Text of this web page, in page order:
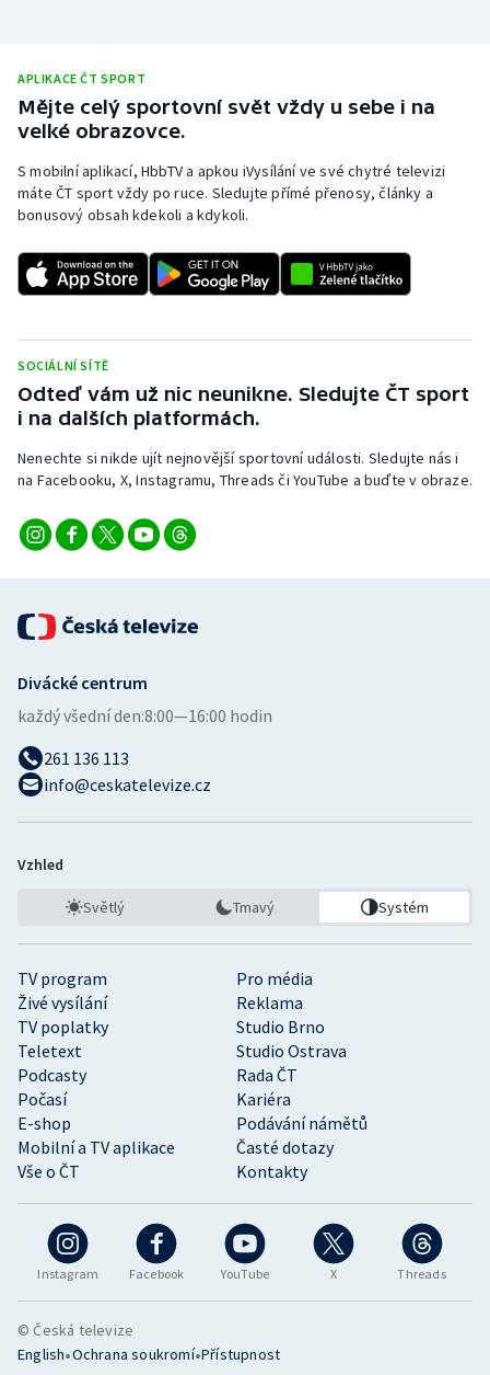
Rychlobruslení
Rychlostní kanoistika
Sportovní střelba
Stolní tenis
Triatlon
Veslování
Volejbal
Ostatní
APLIKACE ČT SPORT
Mějte celý sportovní svět vždy u sebe i na
velké obrazovce.
S mobilní aplikací, HbbTV a apkou iVysílání ve své chytré televizi
máte ČT sport vždy po ruce. Sledujte přímé přenosy, články a
bonusový obsah kdekoli a kdykoli.
SOCIÁLNÍ SÍTĚ
Odteď vám už nic neunikne. Sledujte ČT sport
i na dalších platformách.
Nenechte si nikde ujít nejnovější sportovní události. Sledujte nás i
na Facebooku, X, Instagramu, Threads či YouTube a buďte v obraze.
Instagram Facebook YouTube X Threads
TV program
Pro média
Živé vysílání
Reklama
TV poplatky
Studio Brno
Teletext
Studio Ostrava
Podcasty
Rada ČT
Počasí
Kariéra
E-shop
Podávání námětů
Mobilní a TV aplikace
Časté dotazy
Vše o ČT
Kontakty
Divácké centrum
každý všední den:8:00—16:00 hodin
261 136 113
info@ceskatelevize.cz
Vzhled
Světlý Tmavý Systém
© Česká televize
English•Ochrana soukromí•Přístupnost